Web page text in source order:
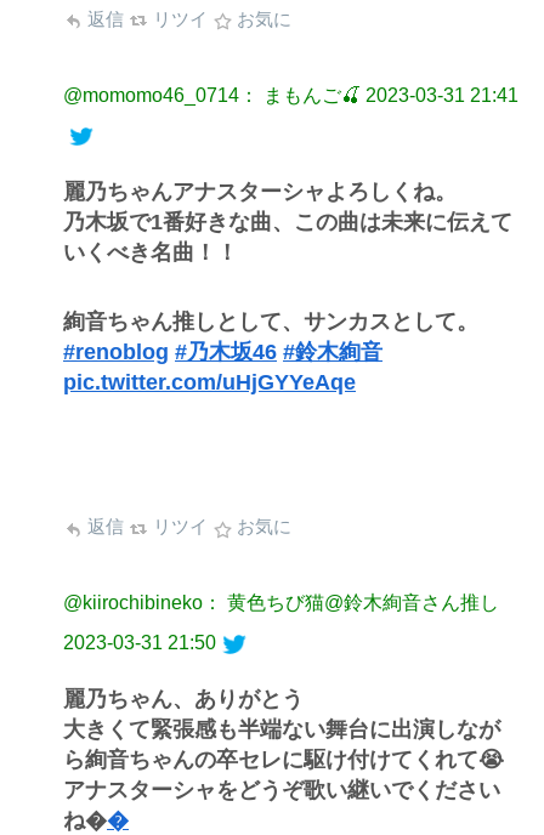
返信 リツイ お気に
@momomo46_0714： まもんご🍒 2023-03-31 21:41
麗乃ちゃんアナスターシャよろしくね。
乃木坂で1番好きな曲、この曲は未来に伝えて
いくべき名曲！！
絢音ちゃん推しとして、サンカスとして。
#renoblog #乃木坂46 #鈴木絢音
pic.twitter.com/uHjGYYeAqe
返信 リツイ お気に
@kiirochibineko： 黄色ちび猫@鈴木絢音さん推し
2023-03-31 21:50
麗乃ちゃん、ありがとう
大きくて緊張感も半端ない舞台に出演しなが
ら絢音ちゃんの卒セレに駆け付けてくれて😭
アナスターシャをどうぞ歌い継いでください
ね��